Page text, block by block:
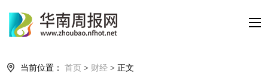
当前位置： 首页 > 财经 > 正文